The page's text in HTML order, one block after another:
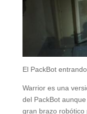
El PackBot
Warrior es una
del PackBot
gran brazo robótico